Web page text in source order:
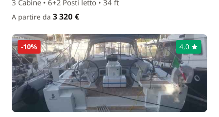
3 Cabine • 6+2 Posti letto • 34 ft
A partire da 3 320 €
-10% 4,0